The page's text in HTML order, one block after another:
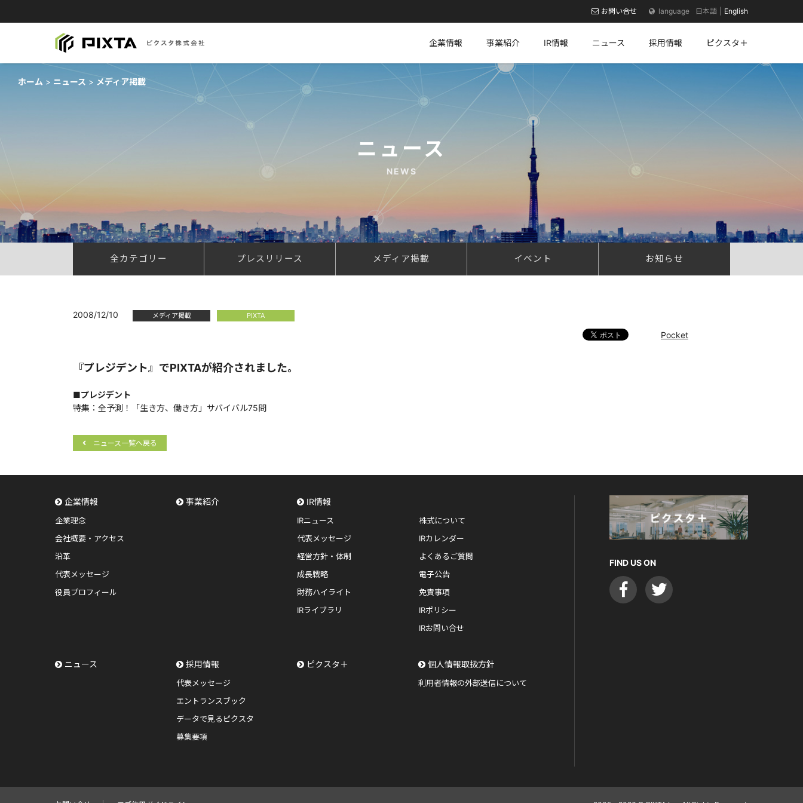
企業情報 事業紹介 IR情報 ニュース 採用情報 ピクスタ＋
お問い合せ 日本語 English
ホーム ニュース メディア掲載
ニュース
NEWS
全カテゴリー プレスリリース メディア掲載 イベント お知らせ
2008/12/10 メディア掲載 PIXTA
Pocket
『プレジデント』でPIXTAが紹介されました。
■プレジデント
特集：全予測！「生き方、働き方」サバイバル75問
ニュース一覧へ戻る
企業情報
企業理念
会社概要・アクセス
沿革
代表メッセージ
役員プロフィール
事業紹介 IR情報
IRニュース
代表メッセージ
経営方針・体制
成長戦略
財務ハイライト
IRライブラリ
株式について
IRカレンダー
よくあるご質問
電子公告
免責事項
IRポリシー
IRお問い合せ
ニュース 採用情報
代表メッセージ
エントランスブック
データで見るピクスタ
募集要項
ピクスタ＋ 個人情報取扱方針
利用者情報の外部送信について
FIND US ON